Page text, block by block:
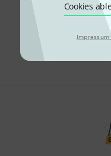
Cookies
Impressum
Gefällt